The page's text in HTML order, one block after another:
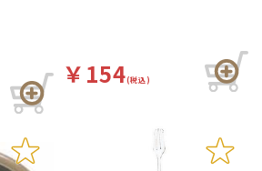
￥154(税込)